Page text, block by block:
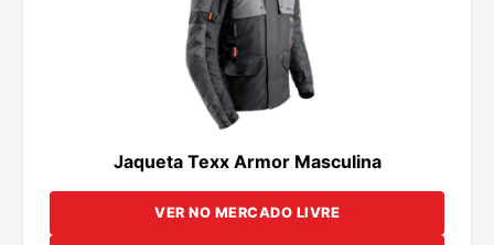
Jaqueta Texx Armor Masculina
VER NO MERCADO LIVRE